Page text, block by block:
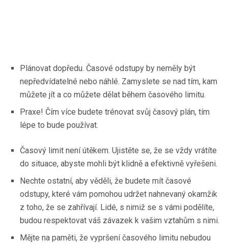
Plánovat dopředu. Časové odstupy by neměly být
nepředvídatelné nebo náhlé. Zamyslete se nad tím, kam
můžete jít a co můžete dělat během časového limitu.
Praxe! Čím více budete trénovat svůj časový plán, tím
lépe to bude používat.
Časový limit není útěkem. Ujistěte se, že se vždy vrátíte
do situace, abyste mohli být klidně a efektivně vyřešeni.
Nechte ostatní, aby věděli, že budete mít časové
odstupy, které vám pomohou udržet nahnevaný okamžik
z toho, že se zahřívají. Lidé, s nimiž se s vámi podělíte,
budou respektovat váš závazek k vašim vztahům s nimi.
Mějte na paměti, že vypršení časového limitu nebudou